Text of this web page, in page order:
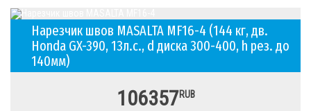
Нарезчик швов MASALTA MF16-4 (144 кг, дв.
Honda GX-390, 13л.с., d диска 300-400, h рез. до
140мм)
106357RUB